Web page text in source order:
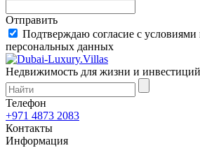
Отправить
Подтверждаю согласие с условиями
персональных данных
Недвижимость для жизни и
Телефон
+971 4873 2083
Контакты
Информация